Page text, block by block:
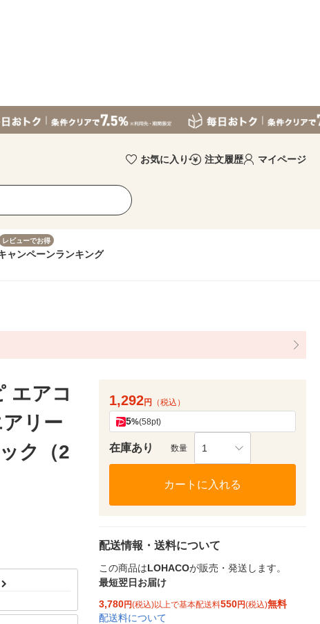
お気に入り 注文履歴 マイページ
レビューでお得
ャンペーンランキング
エアコ
リー
ク（2
1,292円 （税込）
5%(58pt)
在庫あり 数量 1
カートに入れる
配送情報・送料について
この商品はLOHACOが販売・発送します。
最短翌日お届け
3,780円(税込)以上で基本配送料550円(税込)無料
配送料について